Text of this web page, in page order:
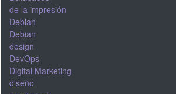
de la impresión
Debian
Debian
design
DevOps
Digital Marketing
diseño